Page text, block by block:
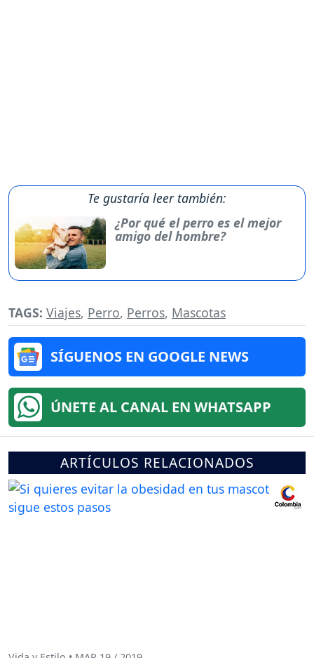
Te gustaría leer también:
¿Por qué el perro es el mejor
amigo del hombre?
TAGS: Viajes, Perro, Perros, Mascotas
SÍGUENOS EN GOOGLE NEWS
ÚNETE AL CANAL EN WHATSAPP
ARTÍCULOS RELACIONADOS